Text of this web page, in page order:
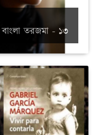
বাংলা তরজমা - ১৩